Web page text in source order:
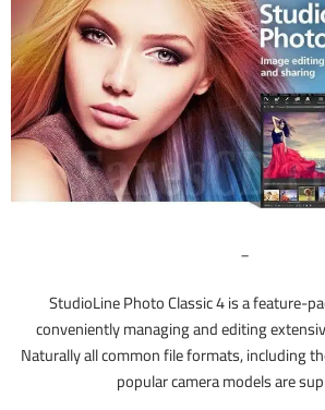
_
StudioLine Photo Classic 4 is a feature-
conveniently managing and editing
Naturally all common file formats, including
popular camera models are